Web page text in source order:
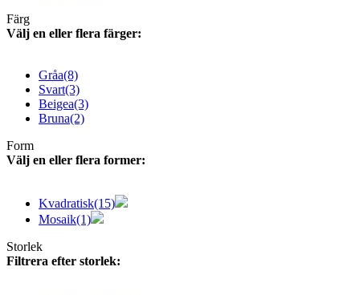
Färg
Välj en eller flera färger:
Gråa(8)
Svart(3)
Beigea(3)
Bruna(2)
Form
Välj en eller flera former:
Kvadratisk(15)
Mosaik(1)
Storlek
Filtrera efter storlek: